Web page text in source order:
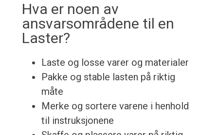
Hva er noen av
ansvarsområdene til en
Laster?
Laste og losse varer og materialer
Pakke og stable lasten på riktig
måte
Merke og sortere varene i henhold
til instruksjonene